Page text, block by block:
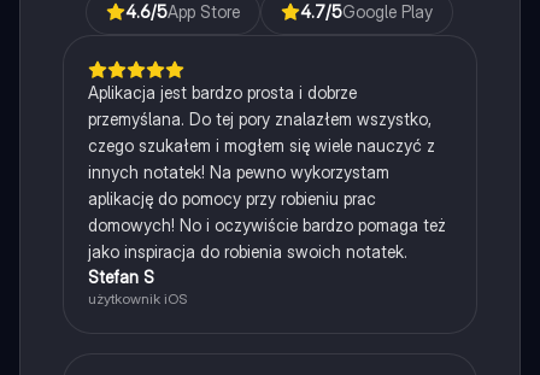
4.6/5App Store 4.7/5Google Play
Aplikacja jest bardzo prosta i dobrze
przemyślana. Do tej pory znalazłem wszystko,
czego szukałem i mogłem się wiele nauczyć z
innych notatek! Na pewno wykorzystam
aplikację do pomocy przy robieniu prac
domowych! No i oczywiście bardzo pomaga też
jako inspiracja do robienia swoich notatek.
Stefan S
użytkownik iOS